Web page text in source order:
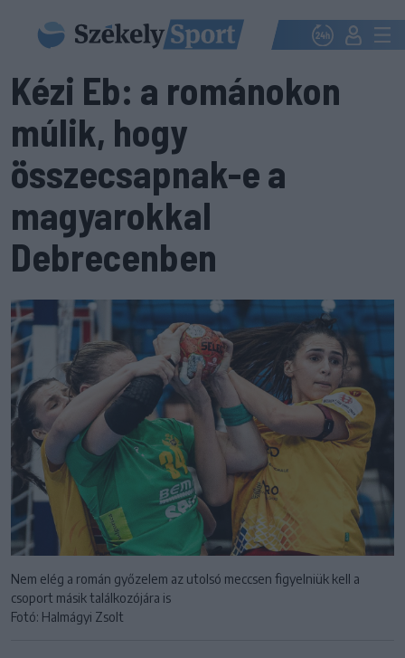
Kézi Eb: a románokon
múlik, hogy
összecsapnak-e a
magyarokkal
Debrecenben
Nem elég a román győzelem az utolsó meccsen figyelniük kell a
csoport másik találkozójára is
Fotó: Halmágyi Zsolt